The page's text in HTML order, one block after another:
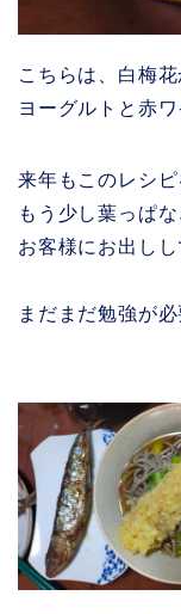
こちらは、白梅花
ヨーグルトと赤
来年もこのレシ
もう少し葉っぱ
お客様にお出し
まだまだ勉強が